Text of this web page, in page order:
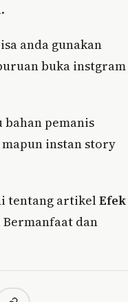
anda gunakan
buka instgram
pemanis
instan story
tentang artikelEfek
Bermanfaat dan